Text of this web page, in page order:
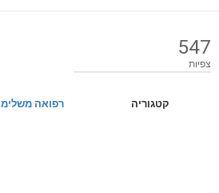
547
צפיות
קטגוריה רפואה